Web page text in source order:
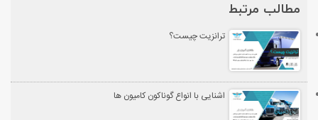
مطالب مرتبط
ترانزیت چیست؟
اشنایی با انواع گوناکون کامیون ها